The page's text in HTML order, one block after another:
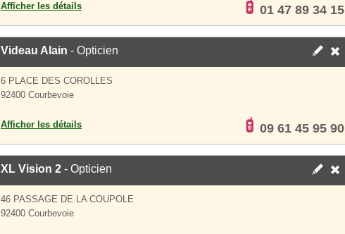
Afficher les détails 01 47 89 34 15
Videau Alain - Opticien
6 PLACE DES COROLLES
92400 Courbevoie
Afficher les détails 09 61 45 95 90
XL Vision 2 - Opticien
46 PASSAGE DE LA COUPOLE
92400 Courbevoie